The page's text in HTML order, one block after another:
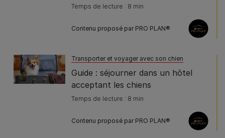
Temps de lecture : 8 min
Contenu proposé par PRO PLAN®
Transporter et voyager avec son chien
Guide : séjourner dans un hôtel
acceptant les chiens
Temps de lecture : 8 min
Contenu proposé par PRO PLAN®